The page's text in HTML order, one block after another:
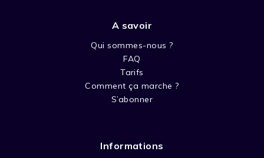
A savoir
Qui sommes-nous ?
FAQ
Tarifs
Comment ça marche ?
S’abonner
Informations